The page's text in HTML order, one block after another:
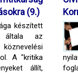
(9.)
készített
az
A "kritika
állít,